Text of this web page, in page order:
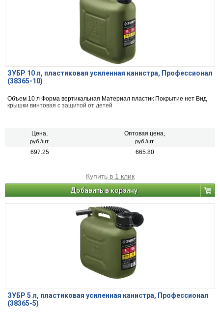
ЗУБР 10 л, пластиковая усиленная канистра, Профессионал
(38365-10)
Объем 10 л Форма вертикальная Материал пластик Покрытие нет Вид
крышки винтовая с защитой от детей
Цена,
руб./шт.
Оптовая цена,
руб./шт.
697.25 665.80
Купить в 1 клик
Добавить в корзину
ЗУБР 5 л, пластиковая усиленная канистра, Профессионал
(38365-5)